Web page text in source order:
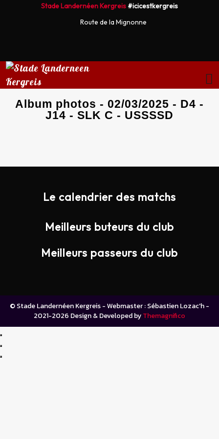
Stade Landernéen Kergreis #icicestkergreis
Route de la Mignonne
Album photos - 02/03/2025 - D4 -
J14 - SLK C - USSSSD
Le calendrier des matchs
Meilleurs buteurs du club
Meilleurs passeurs du club
© Stade Landernéen Kergreis - Webmaster : Sébastien Lozac'h -
2021-2026 Design & Developed byThemagnifico